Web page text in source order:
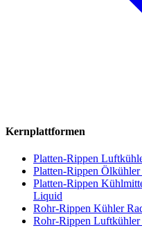
Kernplattformen
Platten-Rippen
Platten-Rippen Ölkühler
Platten-Rippen
Liquid
Rohr-Rippen Kühler
Rohr-Rippen Luftkühler